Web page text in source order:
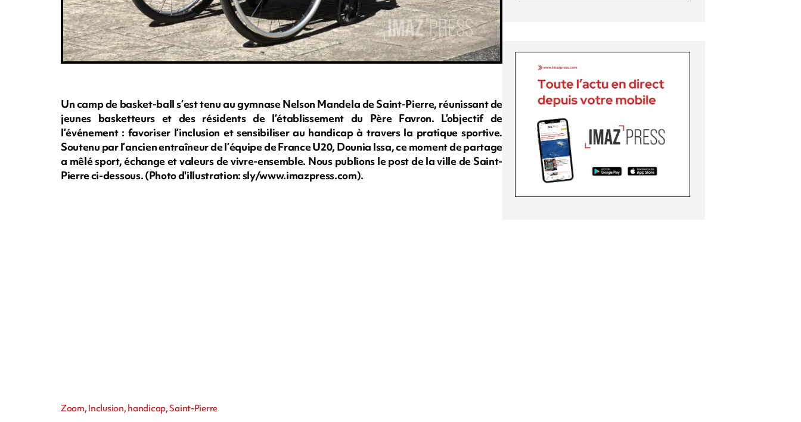
Un camp de basket-ball s’est tenu au gymnase Nelson Mandela de Saint-Pierre, réunissant de
jeunes basketteurs et des résidents de l’établissement du Père Favron. L’objectif de
l’événement : favoriser l’inclusion et sensibiliser au handicap à travers la pratique sportive.
Soutenu par l’ancien entraîneur de l’équipe de France U20, Dounia Issa, ce moment de partage
a mêlé sport, échange et valeurs de vivre-ensemble. Nous publions le post de la ville de Saint-
Pierre ci-dessous. (Photo d'illustration: sly/www.imazpress.com).
Zoom, Inclusion, handicap, Saint-Pierre